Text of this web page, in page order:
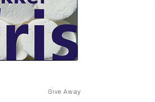
Give Away